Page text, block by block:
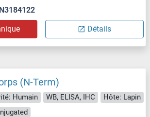
Détails
(N-Term)
Humain WB, ELISA, IHC
Hôte: Lapin